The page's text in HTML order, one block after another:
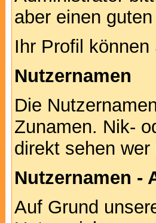
aber einen
Ihr Profil können
Nutzernamen
Die
Zunamen. Nik-
direkt sehen
Nutzernamen -
Auf Grund